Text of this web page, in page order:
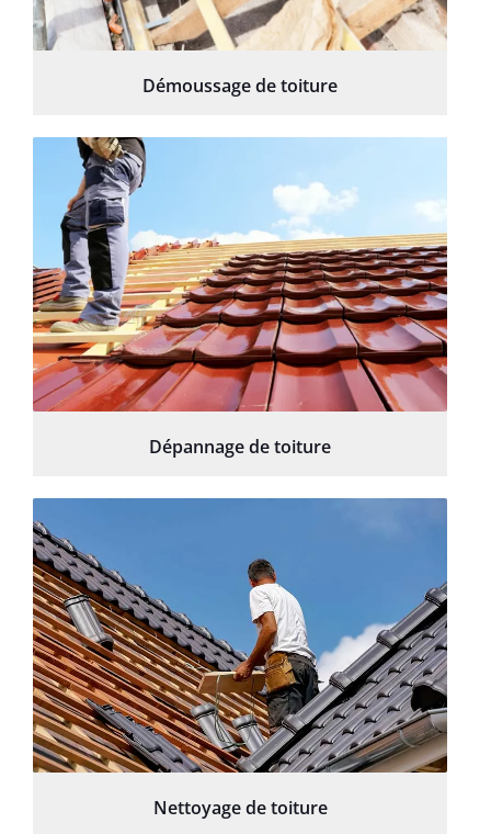
Démoussage de toiture
Dépannage de toiture
Nettoyage de toiture